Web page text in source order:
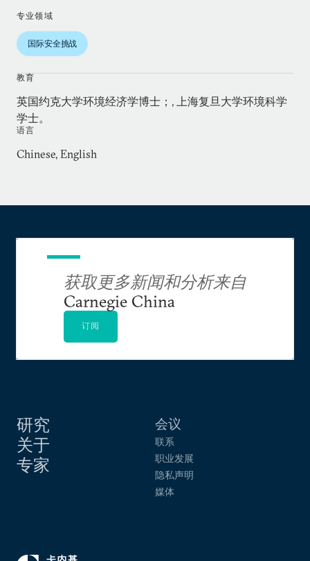
候变化研究中心以及苏塞克斯大学科学与技术政策
研究所(SPRU)担任核心研究员。
王韬博士曾在《气候政策(Climate Policy)》、《能
of the Total Environment)》等学术期刊上发表多篇
论文，也为《金融时报》、《外交官》，《人民日
报》和《中国日报》撰写过能源政策评论。他曾参
与世界观察研究所(World Watch Institute)《2009
《2007~2008 人类发展报告》的编写工作。同时
者之一。
专业领域
国际安全挑战
教育
英国约克大学环境经济学博士；, 上海复旦大学环境科学
学士。
语言
Chinese, English
研究
关于
专家
会议
联系
职业发展
隐私声明
媒体
获取更多新闻和分析来自
Carnegie China
订阅